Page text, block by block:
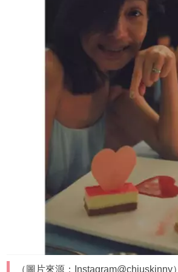
（圖片來源：Instagram@chiuskinny）